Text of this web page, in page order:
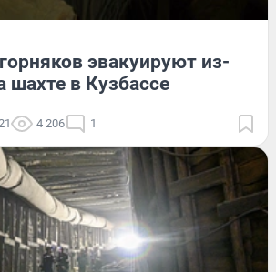
эвакуируют из-
шахте в Кузбассе
4 206 1